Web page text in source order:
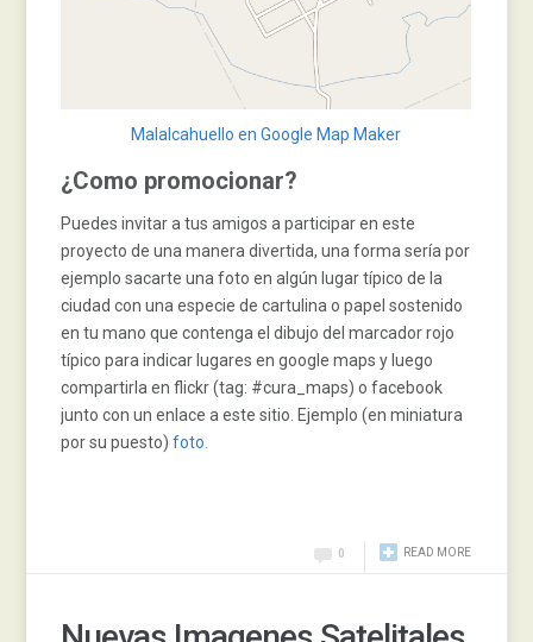
Malalcahuello en Google Map Maker
¿Como promocionar?
Puedes invitar a tus amigos a participar en este
proyecto de una manera divertida, una forma sería por
ejemplo sacarte una foto en algún lugar típico de la
ciudad con una especie de cartulina o papel sostenido
en tu mano que contenga el dibujo del marcador rojo
típico para indicar lugares en google maps y luego
compartirla en flickr (tag: #cura_maps) o facebook
junto con un enlace a este sitio. Ejemplo (en miniatura
por su puesto)foto.
READ MORE
0